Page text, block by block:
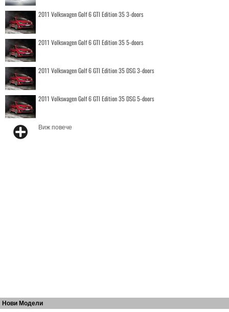
2011 Volkswagen Golf 6 GTI Edition 35 3-doors
2011 Volkswagen Golf 6 GTI Edition 35 5-doors
2011 Volkswagen Golf 6 GTI Edition 35 DSG 3-doors
2011 Volkswagen Golf 6 GTI Edition 35 DSG 5-doors
Виж повече
Нови Модели